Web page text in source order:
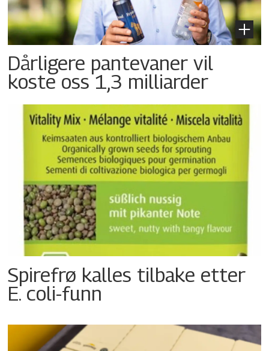
Dårligere pantevaner vil
koste oss 1,3 milliarder
Spirefrø kalles tilbake etter
E. coli-funn